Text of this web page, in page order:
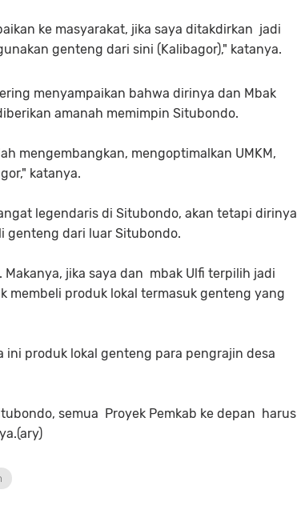
ke masyarakat, jika saya ditakdirkan jadi
genteng dari sini (Kalibagor)," katanya.
menyampaikan bahwa dirinya dan Mbak
amanah memimpin Situbondo.
mengembangkan, mengoptimalkan UMKM,
katanya.
legendaris di Situbondo, akan tetapi dirinya
genteng dari luar Situbondo.
jika saya dan mbak Ulfi terpilih jadi
membeli produk lokal termasuk genteng yang
ini produk lokal genteng para pengrajin desa
semua Proyek Pemkab ke depan harus